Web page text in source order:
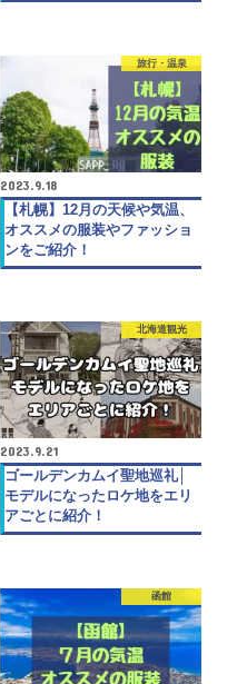
旅行・温泉
2023.9.18
【札幌】12月の天候や気温、
オススメの服装やファッショ
ンをご紹介！
北海道観光
2023.9.21
ゴールデンカムイ聖地巡礼│
モデルになったロケ地をエリ
アごとに紹介！
函館